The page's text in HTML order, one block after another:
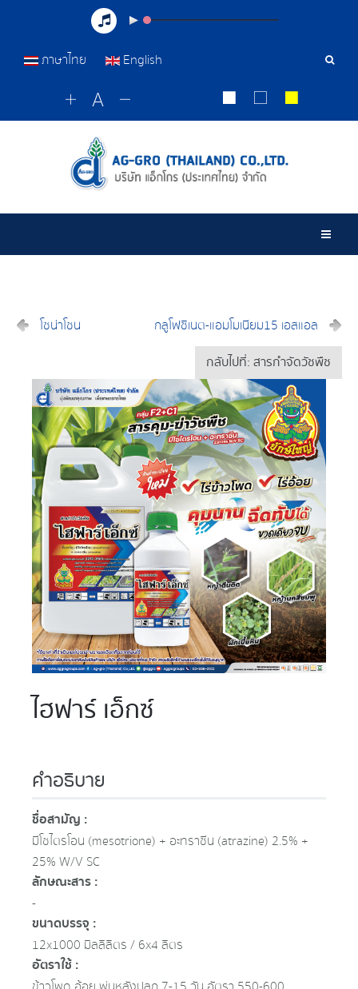
เครื่อ
ภาษาไทย English
โซน่าโซน กลูโฟซิเนต-แอมโมเนียม15 เอสแอล
กลับไปที่: สารกำจัดวัชพืช
ไฮฟาร์ เอ็กซ์
คำอธิบาย
ชื่อสามัญ :
มีโซไตรโอน (mesotrione) + อะทราซีน (atrazine) 2.5% +
25% W/V SC
ลักษณะสาร :
-
ขนาดบรรจุ :
12x1000 มิลลิลิตร / 6x4 ลิตร
อัตราใช้ :